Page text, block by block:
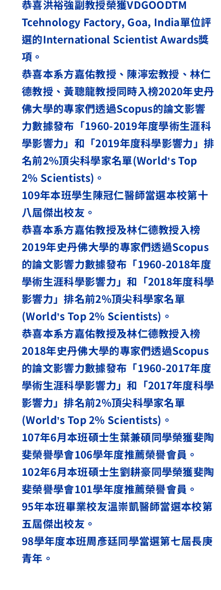
恭喜洪裕強副教授榮獲VDGOODTM
Tcehnology Factory, Goa, India單位評
選的International Scientist Awards獎
項。
恭喜本系方嘉佑教授、陳濘宏教授、林仁
德教授、黃聰龍教授同時入榜2020年史丹
佛大學的專家們透過Scopus的論文影響
力數據發布「1960-2019年度學術生涯科
學影響力」和「2019年度科學影響力」排
名前2%頂尖科學家名單(World’s Top
2% Scientists) 。
109年本班學生陳冠仁醫師當選本校第十
八屆傑出校友。
恭喜本系方嘉佑教授及林仁德教授入榜
2019年史丹佛大學的專家們透過Scopus
的論文影響力數據發布「1960-2018年度
學術生涯科學影響力」和「2018年度科學
影響力」排名前2%頂尖科學家名單
(World’s Top 2% Scientists) 。
恭喜本系方嘉佑教授及林仁德教授入榜
2018年史丹佛大學的專家們透過Scopus
的論文影響力數據發布「1960-2017年度
學術生涯科學影響力」和「2017年度科學
影響力」排名前2%頂尖科學家名單
(World’s Top 2% Scientists) 。
107年6月本班碩士生葉兼碩同學榮獲斐陶
斐榮譽學會106學年度推薦榮譽會員。
102年6月本班碩士生劉耕豪同學榮獲斐陶
斐榮譽學會101學年度推薦榮譽會員。
95年本班畢業校友溫崇凱醫師當選本校第
五屆傑出校友。
98學年度本班周彥廷同學當選第七屆長庚
青年。